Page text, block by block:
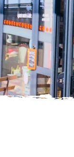
Boissons
Cave à
Cosmétiques
Crèmerie –
Epices et
Farines
Fruits et
Gourmandises
Hygiène